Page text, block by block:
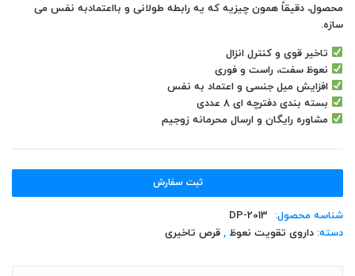
محصول، دقیقاً همون چیزیه که یه رابطه طولانی و بااعتمادبه نفس می
سازه.
تاخیر قوی و کنترل انزال
نعوظ سفت، راست و فوری
افزایش میل جنسی و اعتماد به نفس
بسته بندی دفترچه ای ۸ عددی
مشاوره رایگان و ارسال محرمانه زوجیم
ثبت سفارش
شناسه محصول:
DP-2013
دسته: داروی تقویت نعوظ , قرص تاخیری